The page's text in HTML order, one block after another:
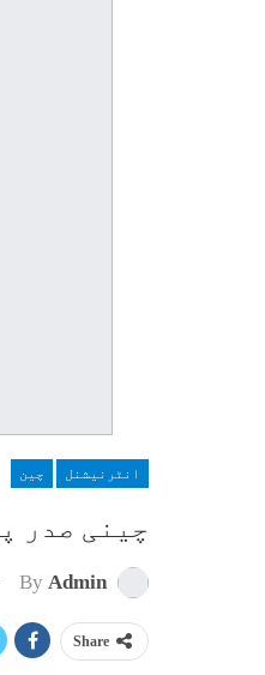
انٹرنیشنل چین
چینی صدر
By Admin
Share